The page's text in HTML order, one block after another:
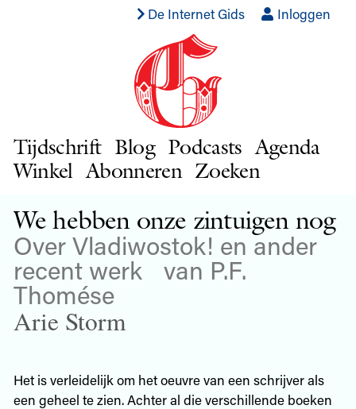
De Internet Gids Inloggen
Tijdschrift Blog Podcasts Agenda
Winkel Abonneren Zoeken
We hebben onze zintuigen nog
Over Vladiwostok! en ander
recent werk van P.F.
Thomése
Arie Storm
Het is verleidelijk om het oeuvre van een schrijver als
een geheel te zien. Achter al die verschillende boeken